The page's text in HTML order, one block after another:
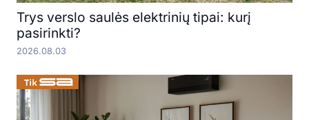
Trys verslo saulės elektrinių tipai: kurį
pasirinkti?
2026.08.03